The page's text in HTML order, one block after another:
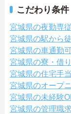
こだわり条件
宮城県の夜勤専
宮城県の駅から
宮城県の車通勤
宮城県の寮・借
宮城県の住宅手
宮城県のオープ
宮城県の未経験
宮城県の管理職